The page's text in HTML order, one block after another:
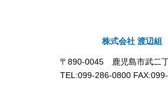
株式会社 渡辺組
〒890-0045 鹿児島市武二
TEL:099-286-0800